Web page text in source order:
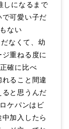
しになるまで
で可愛い子だ
ない
なくて、幼
重ねる度に
確に比べ
ること間違
と思うんだ
ケパンはビ
加入したら